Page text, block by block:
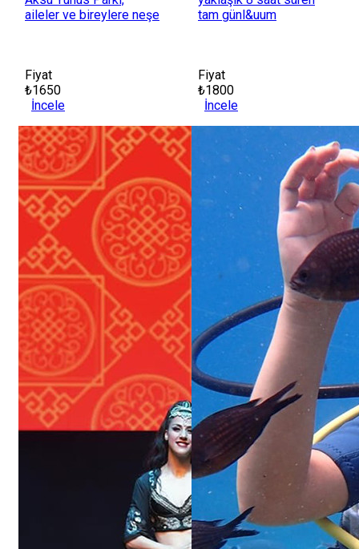
aileler ve bireylere neşe
Fiyat
₺1650
İncele
tam günl&uum
Fiyat
₺1800
İncele